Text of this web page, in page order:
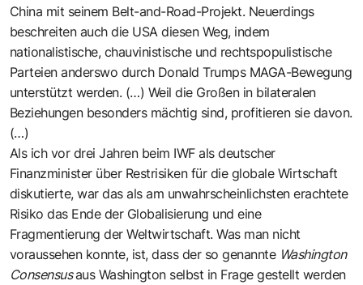
China mit seinem Belt-and-Road-Projekt. Neuerdings
beschreiten auch die USA diesen Weg, indem
nationalistische, chauvinistische und rechtspopulistische
Parteien anderswo durch Donald Trumps MAGA-Bewegung
unterstützt werden. (…) Weil die Großen in bilateralen
Beziehungen besonders mächtig sind, profitieren sie davon.
(…)
Als ich vor drei Jahren beim IWF als deutscher
Finanzminister über Restrisiken für die globale Wirtschaft
diskutierte, war das als am unwahrscheinlichsten erachtete
Risiko das Ende der Globalisierung und eine
Fragmentierung der Weltwirtschaft. Was man nicht
voraussehen konnte, ist, dass der so genannte Washington
Consensusaus Washington selbst in Frage gestellt werden